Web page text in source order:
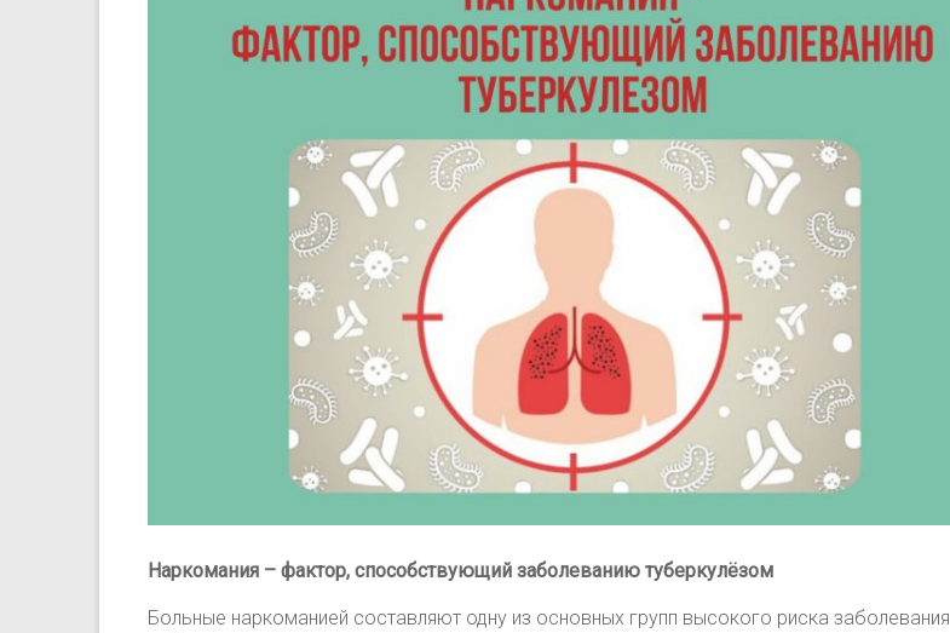
Наркомания – фактор, способствующий заболеванию туберкулёзом
Больные наркоманией составляют одну из основных групп высокого риска заболевания